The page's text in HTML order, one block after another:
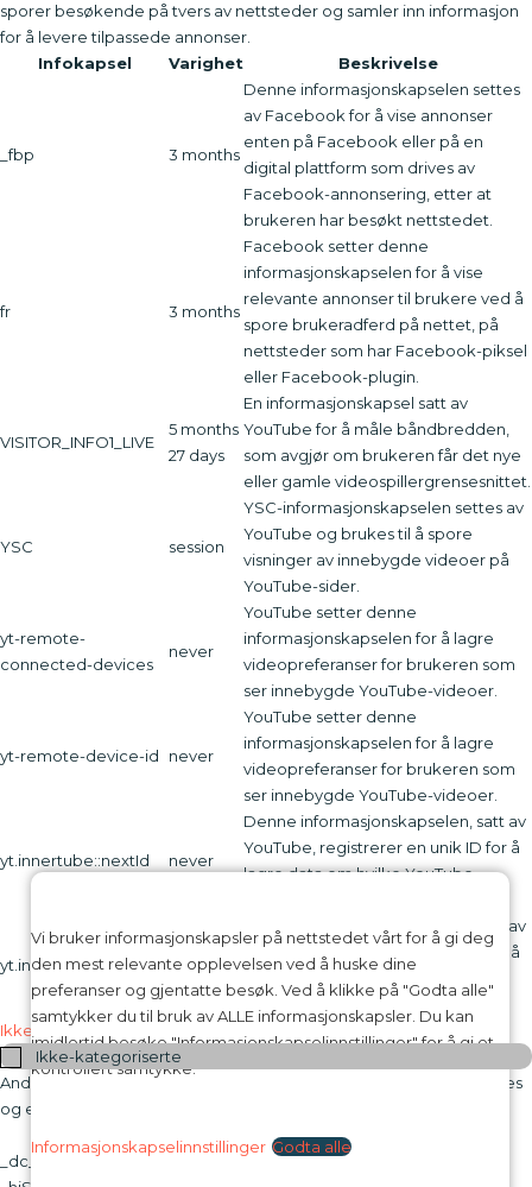
Vi bruker informasjonskapsler på nettstedet vårt for å gi deg
den mest relevante opplevelsen ved å huske dine
preferanser og gjentatte besøk. Ved å klikke på "Godta alle"
samtykker du til bruk av ALLE informasjonskapsler. Du kan
imidlertid besøke "Informasjonskapselinnstillinger" for å gi et
kontrollert samtykke.
Informasjonskapselinnstillinger Godta alle
sporer besøkende på tvers av nettsteder og samler inn informasjon
for å levere tilpassede annonser.
Infokapsel
Varighet Beskrivelse
_fbp 3 months
Denne informasjonskapselen settes
av Facebook for å vise annonser
enten på Facebook eller på en
digital plattform som drives av
Facebook-annonsering, etter at
brukeren har besøkt nettstedet.
fr 3 months
Facebook setter denne
informasjonskapselen for å vise
relevante annonser til brukere ved å
spore brukeradferd på nettet, på
nettsteder som har Facebook-piksel
eller Facebook-plugin.
VISITOR_INFO1_LIVE
5 months
27 days
En informasjonskapsel satt av
YouTube for å måle båndbredden,
som avgjør om brukeren får det nye
eller gamle videospillergrensesnittet.
YSC session
YSC-informasjonskapselen settes av
YouTube og brukes til å spore
visninger av innebygde videoer på
YouTube-sider.
yt-remote-
connected-devices
never
YouTube setter denne
informasjonskapselen for å lagre
videopreferanser for brukeren som
ser innebygde YouTube-videoer.
yt-remote-device-id never
YouTube setter denne
informasjonskapselen for å lagre
videopreferanser for brukeren som
ser innebygde YouTube-videoer.
yt.innertube::nextId never
Denne informasjonskapselen, satt av
YouTube, registrerer en unik ID for å
lagre data om hvilke YouTube-
yt.innertube::requestsnever
Denne informasjonskapselen, satt av
YouTube, registrerer en unik ID for å
videoer brukeren har sett.
Ikke-kategoriserte
Ikke-kategoriserte
Andre ikke-kategoriserte informasjonskapsler er de som analyseres
og ennå ikke er klassifisert i en kategori.
Varighet
_dc_gtm_UA-16973076-1
1 minute